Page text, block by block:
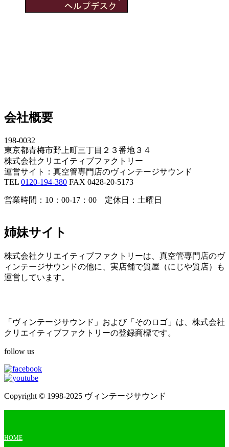
会社概要
198-0032
東京都青梅市野上町三丁目２３番地３４
株式会社クリエイティブファクトリー
運営サイト：真空管専門店のヴィンテージサウンド
TEL 0120-194-380 FAX 0428-20-5173
営業時間：10：00-17：00 定休日：土曜日
姉妹サイト
株式会社クリエイティブファクトリーは、真空管専門店のヴ
ィンテージサウンドの他に、実店舗で質屋（にじや質店）も
運営しています。
「ヴィンテージサウンド」および「そのロゴ」は、株式会社
クリエイティブファクトリーの登録商標です。
follow us
Copyright © 1998-2025 ヴィンテージサウンド
HOME